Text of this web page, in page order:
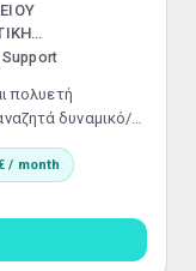
πολυετή
δυναμικό/ή
(δελτία
των
εξυπηρέτηση
em...
/ month